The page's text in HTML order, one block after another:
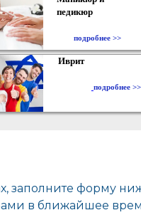
педикюр
подробнее >>
Иврит
подробнее >>